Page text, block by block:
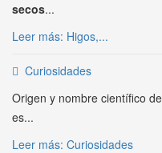
secos...
Leer más: Higos,...
Curiosidades
Origen y nombre científico
es...
Leer más: Curiosidades